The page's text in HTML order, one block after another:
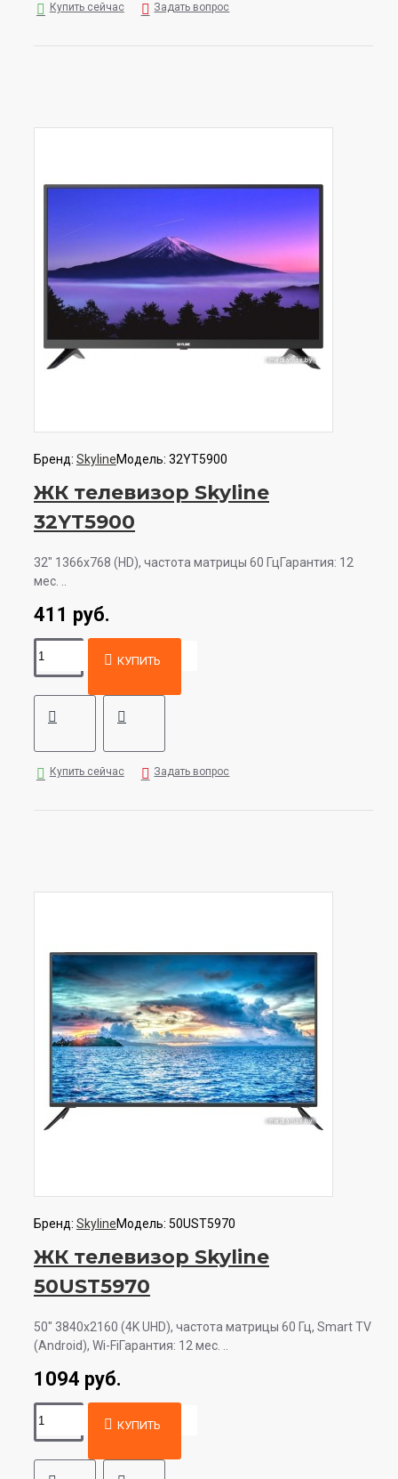
Купить сейчас Задать вопрос
Бренд: SkylineМодель: 32YT5900
ЖК телевизор Skyline
32YT5900
32" 1366x768 (HD), частота матрицы 60 ГцГарантия: 12
мес. ..
411 руб.
КУПИТЬ
Купить сейчас Задать вопрос
Бренд: SkylineМодель: 50UST5970
ЖК телевизор Skyline
50UST5970
50" 3840x2160 (4K UHD), частота матрицы 60 Гц, Smart TV
(Android), Wi-FiГарантия: 12 мес. ..
1094 руб.
КУПИТЬ